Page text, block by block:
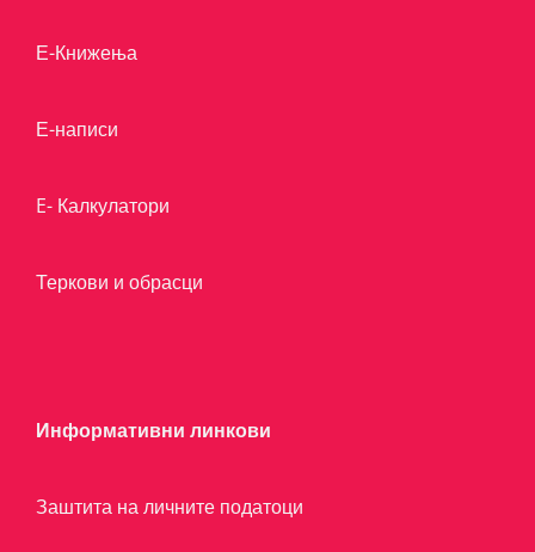
Е-Книжења
Е-написи
E- Калкулатори
Теркови и обрасци
Информативни линкови
Заштита на личните податоци